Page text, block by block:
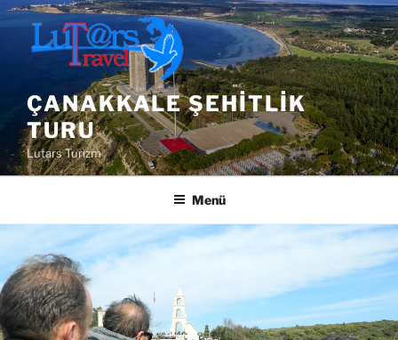
İçeriğe
geç
ÇANAKKALE ŞEHITLIK
TURU
Lutars Turizm
Menü